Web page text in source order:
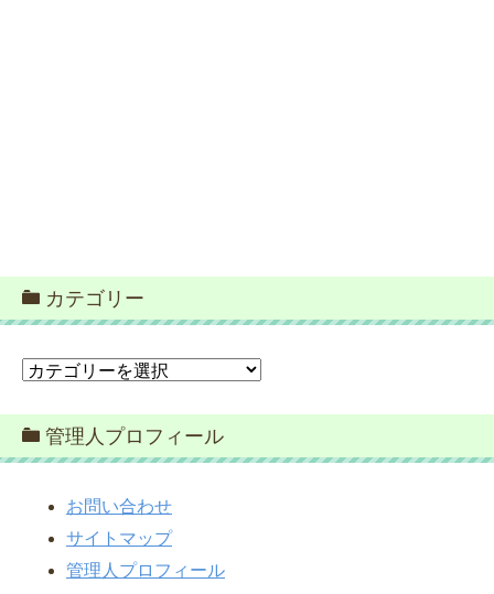
カテゴリー
カ
ゴ
リ
ー
管理人プロフィール
お問い合わせ
サイトマップ
管理人プロフィール